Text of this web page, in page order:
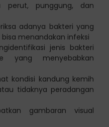
perut, punggung, dan
adanya bakteri yang
menandakan infeksi
jenis bakteri
yang menyebabkan
kondisi kandung kemih
tidaknya peradangan
gambaran visual